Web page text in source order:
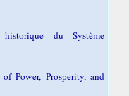
du Système
Power, Prosperity, and